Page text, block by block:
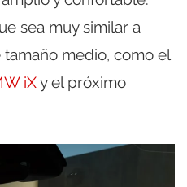
sea muy similar a
medio, como el
iXy el próximo